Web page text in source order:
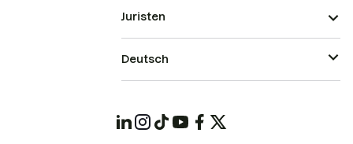
Juristen
Deutsch